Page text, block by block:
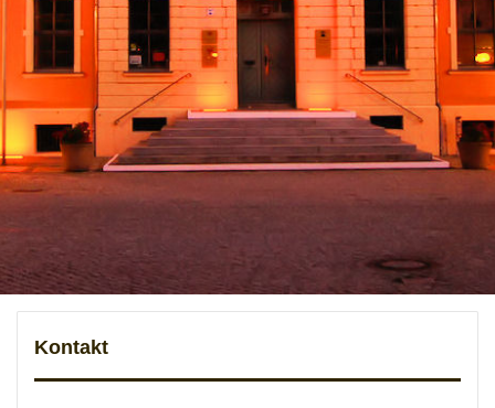
Kontakt